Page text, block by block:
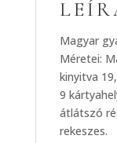
Magyar
Méretei:
kinyitva
9
átlátszó
rekeszes.